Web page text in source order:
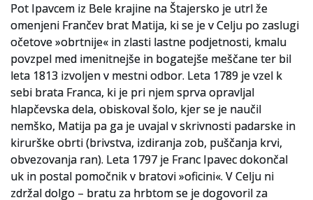
Pot Ipavcem iz Bele krajine na Štajersko je utrl že
omenjeni Frančev brat Matija, ki se je v Celju po zaslugi
očetove »obrtnije« in zlasti lastne podjetnosti, kmalu
povzpel med imenitnejše in bogatejše meščane ter bil
leta 1813 izvoljen v mestni odbor. Leta 1789 je vzel k
sebi brata Franca, ki je pri njem sprva opravljal
hlapčevska dela, obiskoval šolo, kjer se je naučil
nemško, Matija pa ga je uvajal v skrivnosti padarske in
kirurške obrti (brivstva, izdiranja zob, puščanja krvi,
obvezovanja ran). Leta 1797 je Franc Ipavec dokončal
uk in postal pomočnik v bratovi »oficini«. V Celju ni
zdržal dolgo – bratu za hrbtom se je dogovoril za